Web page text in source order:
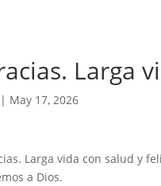
Larga
| May 17, 2026
Larga vida con salud y
a Dios.